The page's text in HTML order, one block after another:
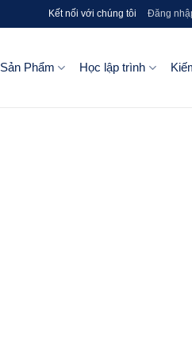
Kết nối với chúng tôi Đăng
Sản Phẩm Học lập trình